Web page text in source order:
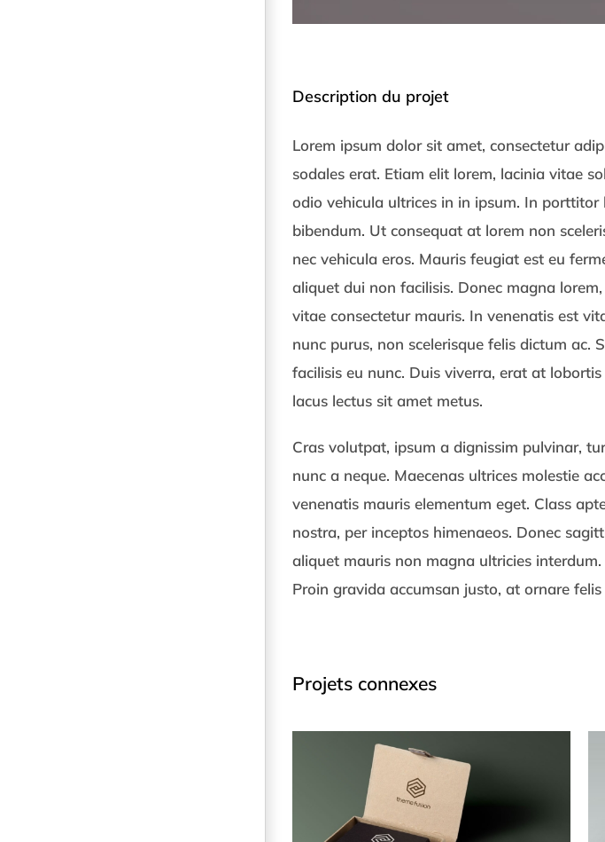
Description du projet
Lorem ipsum dolor sit amet, consectetur
sodales erat. Etiam elit lorem, lacinia vitae
odio vehicula ultrices in in ipsum. In
bibendum. Ut consequat at lorem non
nec vehicula eros. Mauris feugiat est eu
aliquet dui non facilisis. Donec magna
vitae consectetur mauris. In venenatis est
nunc purus, non scelerisque felis dictum ac.
facilisis eu nunc. Duis viverra, erat at
lacus lectus sit amet metus.
Cras volutpat, ipsum a dignissim pulvinar,
nunc a neque. Maecenas ultrices molestie
venenatis mauris elementum eget. Class
nostra, per inceptos himenaeos. Donec
aliquet mauris non magna ultricies
Proin gravida accumsan justo, at ornare
Projets connexes